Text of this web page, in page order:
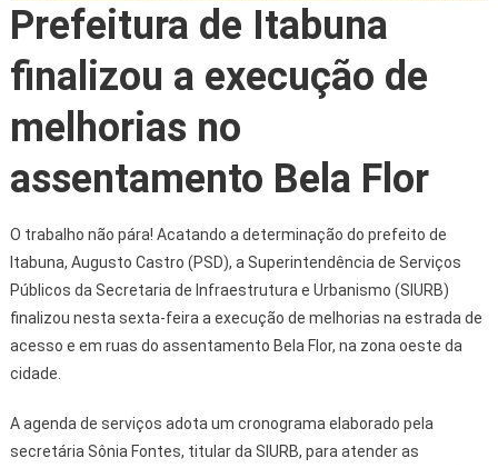
Prefeitura de Itabuna
finalizou a execução de
melhorias no
assentamento Bela Flor
O trabalho não pára! Acatando a determinação do prefeito de
Itabuna, Augusto Castro (PSD), a Superintendência de Serviços
Públicos da Secretaria de Infraestrutura e Urbanismo (SIURB)
finalizou nesta sexta-feira a execução de melhorias na estrada de
acesso e em ruas do assentamento Bela Flor, na zona oeste da
cidade.
A agenda de serviços adota um cronograma elaborado pela
secretária Sônia Fontes, titular da SIURB, para atender as